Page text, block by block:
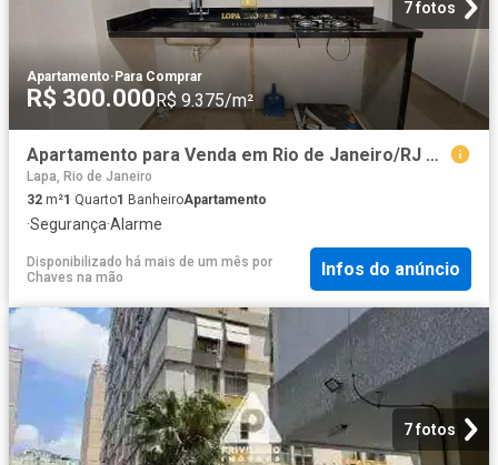
7 fotos
Apartamento· Para Comprar
R$ 300.000R$ 9.375/m²
Apartamento para Venda em Rio de Janeiro/RJ Centro 1 Quartos
Lapa, Rio de Janeiro
32 m²1 Quarto1 BanheiroApartamento
·Segurança·Alarme
Disponibilizado há mais de um mês por
Chaves na mão
Infos do anúncio
7 fotos